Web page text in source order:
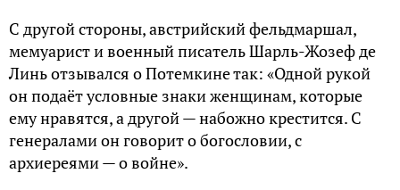
С другой стороны, австрийский фельдмаршал,
мемуарист и военный писатель Шарль-Жозеф де
Линь отзывался о Потемкине так: «Одной рукой
он подаёт условные знаки женщинам, которые
ему нравятся, а другой — набожно крестится. С
генералами он говорит о богословии, с
архиереями — о войне».